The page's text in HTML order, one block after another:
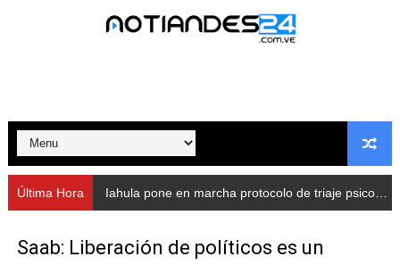
Alcalde Nelson Álvarez llevó jornada recreativa a la
Nevado Gas optimiza servicio residencial en la
Balance semestral impulsa inclusión y atención a
Plan Vacacional Comunitario “Ríe 2026” recorre las
Alcaldía del Municipio Libertador realizó una jornada
Última Hora Iahula pone en marcha protocolo de triaje psicosocial para atender a rescatistas
Saab: Liberación de políticos es un